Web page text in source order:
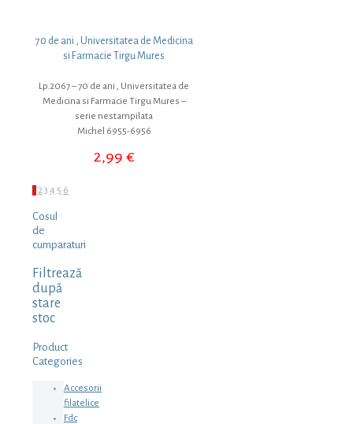
70 de ani , Universitatea de Medicina
si Farmacie Tirgu Mures
Lp.2067 – 70 de ani , Universitatea de
Medicina si Farmacie Tirgu Mures –
serie nestampilata
Michel 6955-6956
2,99€
1 23 4 5 6
Cosul
de
cumparaturi
Filtrează
după
stare
stoc
Product
Categories
Accesorii
filatelice
Fdc